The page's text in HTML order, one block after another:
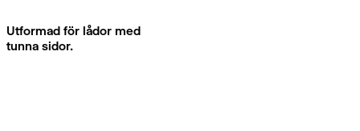
Utformad för lådor med
tunna sidor.